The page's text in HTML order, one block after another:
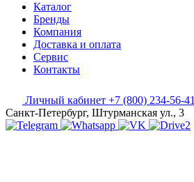
Каталог
Бренды
Компания
Доставка и оплата
Сервис
Контакты
Личный кабинет +7 (800) 234-56-41
Санкт-Петербург, Штурманская ул., 3